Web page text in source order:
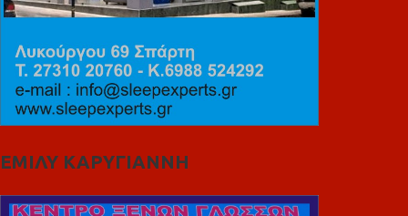
ΕΜΙΛΥ ΚΑΡΥΓΙΑΝΝΗ